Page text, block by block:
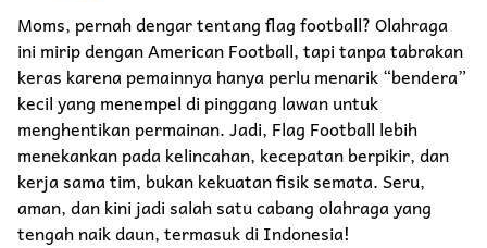
Moms, pernah dengar tentang flag football? Olahraga
ini mirip dengan American Football, tapi tanpa tabrakan
keras karena pemainnya hanya perlu menarik “bendera”
kecil yang menempel di pinggang lawan untuk
menghentikan permainan. Jadi, Flag Football lebih
menekankan pada kelincahan, kecepatan berpikir, dan
kerja sama tim, bukan kekuatan fisik semata. Seru,
aman, dan kini jadi salah satu cabang olahraga yang
tengah naik daun, termasuk di Indonesia!